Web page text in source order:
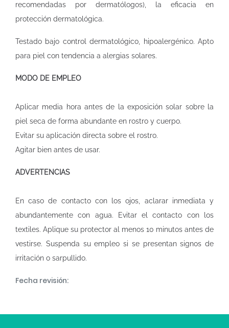
recomendadas por dermatólogos), la eficacia en
protección dermatológica.
Testado bajo control dermatológico, hipoalergénico. Apto
para piel con tendencia a alergias solares.
MODO DE EMPLEO
Aplicar media hora antes de la exposición solar sobre la
piel seca de forma abundante en rostro y cuerpo.
Evitar su aplicación directa sobre el rostro.
Agitar bien antes de usar.
ADVERTENCIAS
En caso de contacto con los ojos, aclarar inmediata y
abundantemente con agua. Evitar el contacto con los
textiles. Aplique su protector al menos 10 minutos antes de
vestirse. Suspenda su empleo si se presentan signos de
irritación o sarpullido.
Fecha revisión: